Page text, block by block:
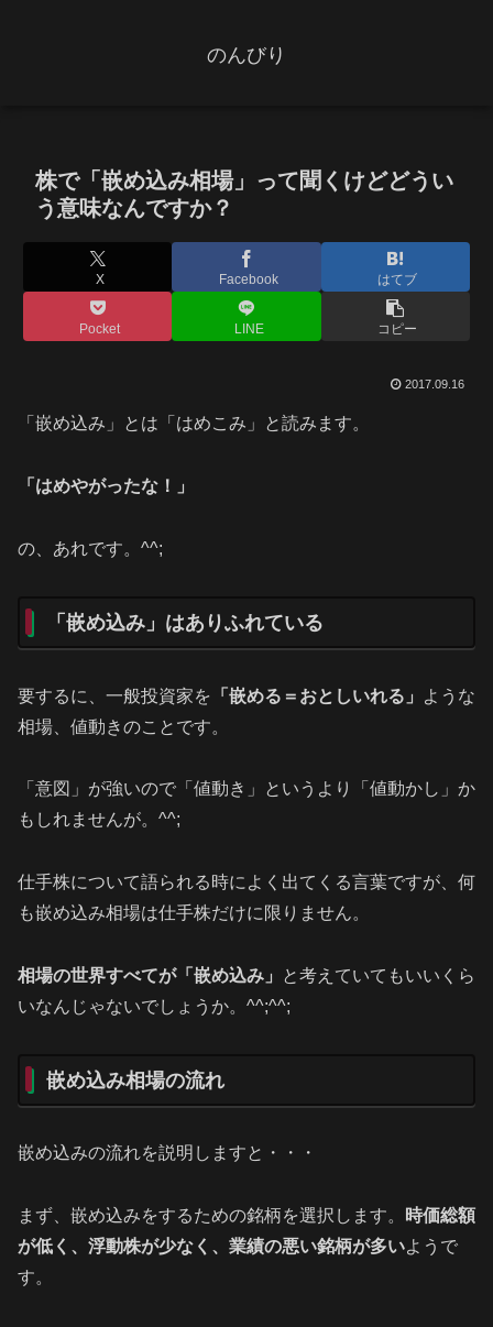
のんびり
株で「嵌め込み相場」って聞くけどどうい
う意味なんですか？
X Facebook はてブ
Pocket LINE コピー
2017.09.16
「嵌め込み」とは「はめこみ」と読みます。
「はめやがったな！」
の、あれです。^^;
「嵌め込み」はありふれている
要するに、一般投資家を 「嵌める＝おとしいれる」
ような
相場、値動きのことです。
「意図」が強いので「値動き」というより「値動かし」か
もしれませんが。^^;
仕手株について語られる時によく出てくる言葉ですが、何
も嵌め込み相場は仕手株だけに限りません。
相場の世界すべてが「嵌め込み」
と考えていてもいいくら
いなんじゃないでしょうか。^^;^^;
嵌め込み相場の流れ
嵌め込みの流れを説明しますと・・・
まず、嵌め込みをするための銘柄を選択します。
時価総額
が低く、浮動株が少なく、業績の悪い銘柄が多いようで
す。